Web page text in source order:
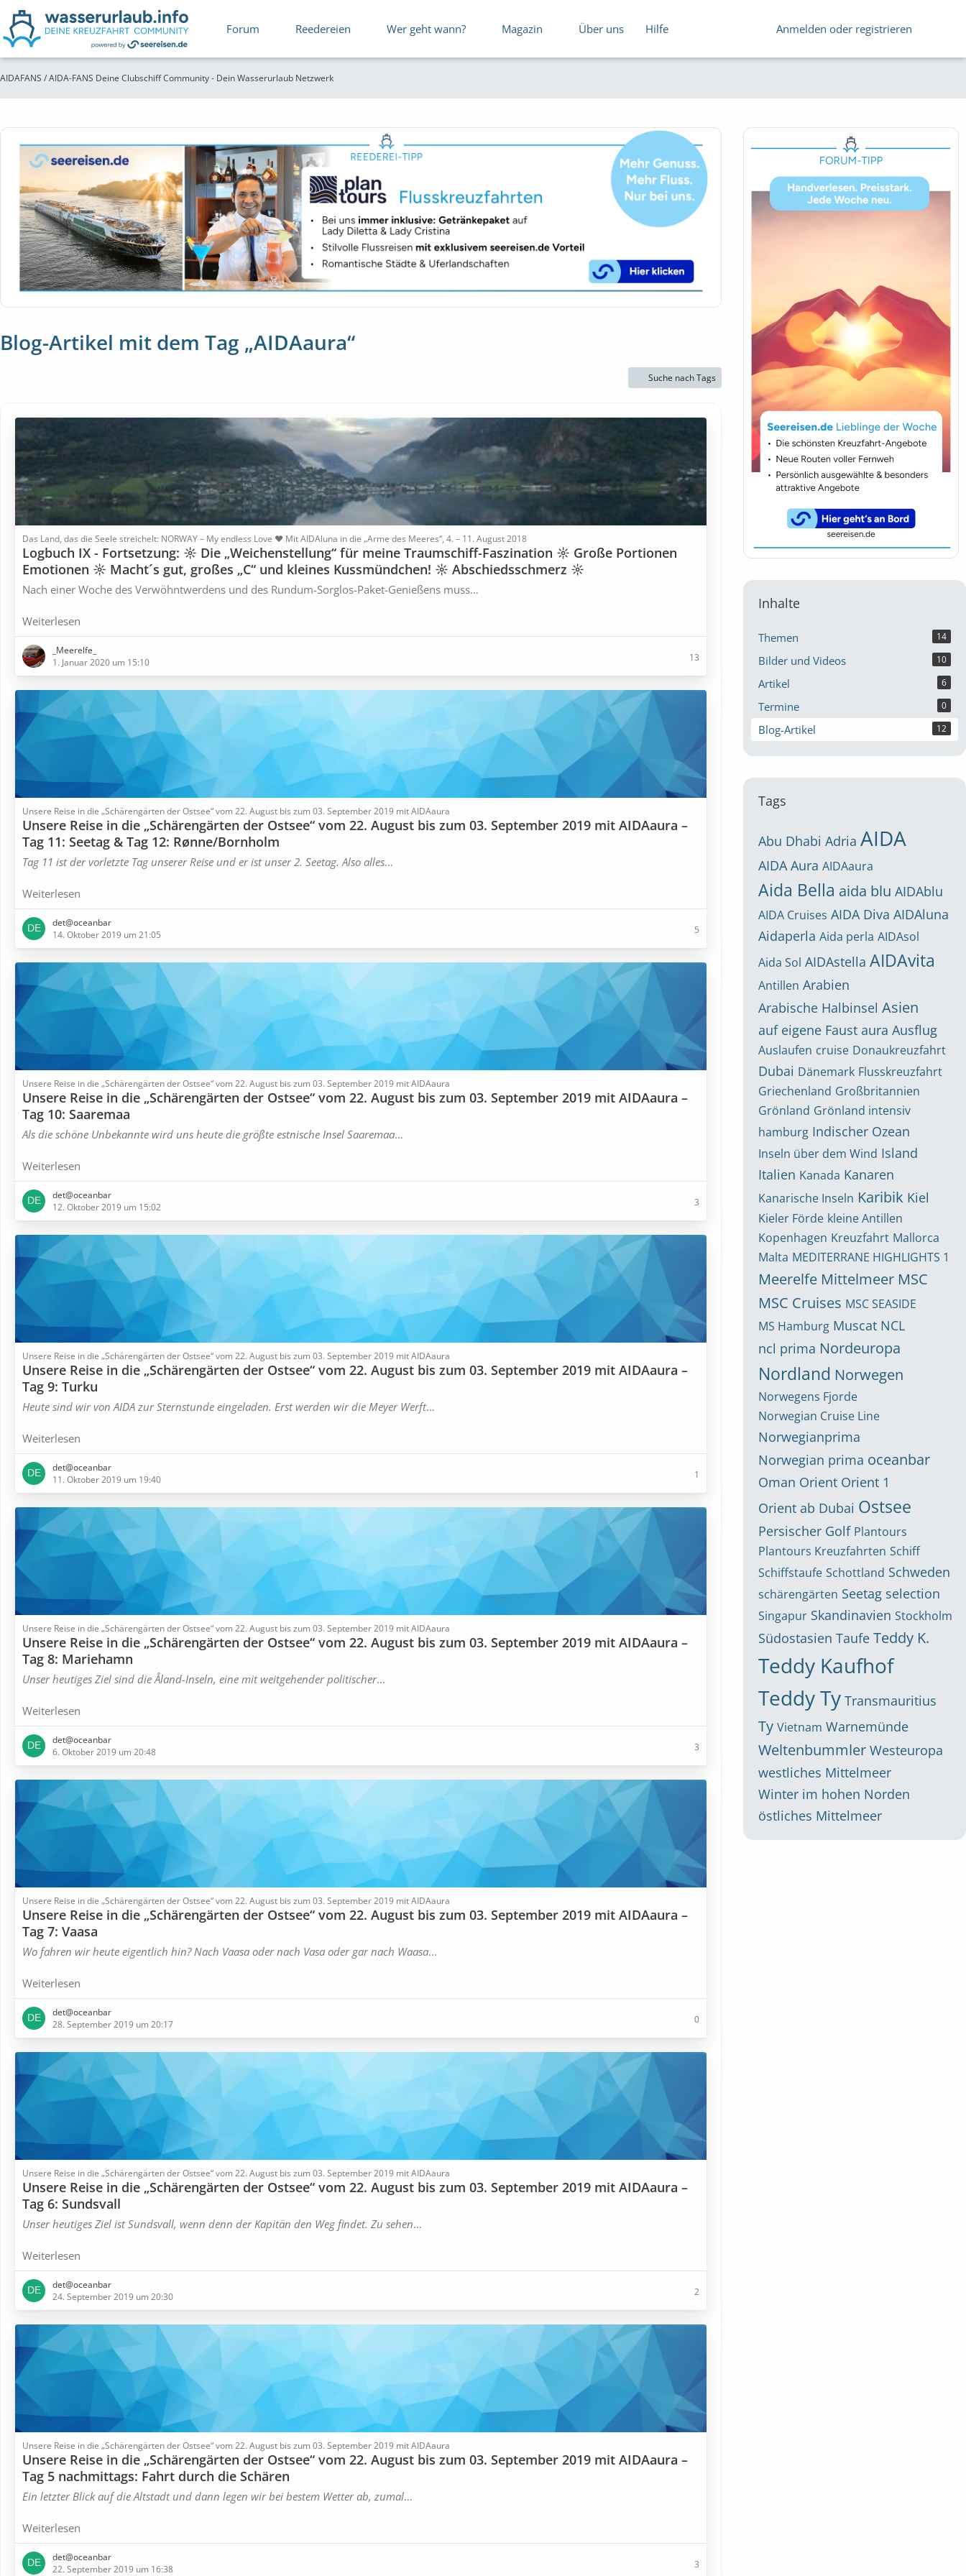
Forum Reedereien Wer geht wann? Magazin Über uns Hilfe Anmelden oder registrieren
AIDAFANS / AIDA-FANS Deine Clubschiff Community - Dein Wasserurlaub Netzwerk
Blog-Artikel mit dem Tag „AIDAaura“
Suche nach Tags
Das Land, das die Seele streichelt: NORWAY – My endless Love ♥ Mit AIDAluna in die „Arme des Meeres“, 4. – 11. August 2018
Logbuch IX - Fortsetzung: ☼ Die „Weichenstellung“ für meine Traumschiff-Faszination ☼ Große Portionen
Emotionen ☼ Macht´s gut, großes „C“ und kleines Kussmündchen! ☼ Abschiedsschmerz ☼
Nach einer Woche des Verwöhntwerdens und des Rundum-Sorglos-Paket-Genießens muss…
Weiterlesen
_Meerelfe_
1. Januar 2020 um 15:10
13
Unsere Reise in die „Schärengärten der Ostsee“ vom 22. August bis zum 03. September 2019 mit AIDAaura
Unsere Reise in die „Schärengärten der Ostsee“ vom 22. August bis zum 03. September 2019 mit AIDAaura –
Tag 11: Seetag & Tag 12: Rønne/Bornholm
Tag 11 ist der vorletzte Tag unserer Reise und er ist unser 2. Seetag. Also alles…
Weiterlesen
det@oceanbar
14. Oktober 2019 um 21:05
5
Unsere Reise in die „Schärengärten der Ostsee“ vom 22. August bis zum 03. September 2019 mit AIDAaura
Unsere Reise in die „Schärengärten der Ostsee“ vom 22. August bis zum 03. September 2019 mit AIDAaura –
Tag 10: Saaremaa
Als die schöne Unbekannte wird uns heute die größte estnische Insel Saaremaa…
Weiterlesen
det@oceanbar
12. Oktober 2019 um 15:02
3
Unsere Reise in die „Schärengärten der Ostsee“ vom 22. August bis zum 03. September 2019 mit AIDAaura
Unsere Reise in die „Schärengärten der Ostsee“ vom 22. August bis zum 03. September 2019 mit AIDAaura –
Tag 9: Turku
Heute sind wir von AIDA zur Sternstunde eingeladen. Erst werden wir die Meyer Werft…
Weiterlesen
det@oceanbar
11. Oktober 2019 um 19:40
1
Unsere Reise in die „Schärengärten der Ostsee“ vom 22. August bis zum 03. September 2019 mit AIDAaura
Unsere Reise in die „Schärengärten der Ostsee“ vom 22. August bis zum 03. September 2019 mit AIDAaura –
Tag 8: Mariehamn
Unser heutiges Ziel sind die Åland-Inseln, eine mit weitgehender politischer…
Weiterlesen
det@oceanbar
6. Oktober 2019 um 20:48
3
Unsere Reise in die „Schärengärten der Ostsee“ vom 22. August bis zum 03. September 2019 mit AIDAaura
Unsere Reise in die „Schärengärten der Ostsee“ vom 22. August bis zum 03. September 2019 mit AIDAaura –
Tag 7: Vaasa
Wo fahren wir heute eigentlich hin? Nach Vaasa oder nach Vasa oder gar nach Waasa…
Weiterlesen
det@oceanbar
28. September 2019 um 20:17
0
Unsere Reise in die „Schärengärten der Ostsee“ vom 22. August bis zum 03. September 2019 mit AIDAaura
Unsere Reise in die „Schärengärten der Ostsee“ vom 22. August bis zum 03. September 2019 mit AIDAaura –
Tag 6: Sundsvall
Unser heutiges Ziel ist Sundsvall, wenn denn der Kapitän den Weg findet. Zu sehen…
Weiterlesen
det@oceanbar
24. September 2019 um 20:30
2
Unsere Reise in die „Schärengärten der Ostsee“ vom 22. August bis zum 03. September 2019 mit AIDAaura
Unsere Reise in die „Schärengärten der Ostsee“ vom 22. August bis zum 03. September 2019 mit AIDAaura –
Tag 5 nachmittags: Fahrt durch die Schären
Ein letzter Blick auf die Altstadt und dann legen wir bei bestem Wetter ab, zumal…
Weiterlesen
det@oceanbar
22. September 2019 um 16:38
3
Inhalte
Themen 14
Bilder und Videos 10
Artikel 6
Termine 0
Blog-Artikel 12
Tags
Abu Dhabi Adria AIDA
AIDA Aura AIDAaura
Aida Bella aida blu AIDAblu
AIDA Cruises AIDA Diva AIDAluna
Aidaperla Aida perla AIDAsol
Aida Sol AIDAstella AIDAvita
Antillen Arabien
Arabische Halbinsel Asien
auf eigene Faust aura Ausflug
Auslaufen cruise Donaukreuzfahrt
Dubai Dänemark Flusskreuzfahrt
Griechenland Großbritannien
Grönland Grönland intensiv
hamburg Indischer Ozean
Inseln über dem Wind Island
Italien Kanada Kanaren
Kanarische Inseln Karibik Kiel
Kieler Förde kleine Antillen
Kopenhagen Kreuzfahrt Mallorca
Malta MEDITERRANE HIGHLIGHTS 1
Meerelfe Mittelmeer MSC
MSC Cruises MSC SEASIDE
MS Hamburg Muscat NCL
ncl prima Nordeuropa
Nordland Norwegen
Norwegens Fjorde
Norwegian Cruise Line
Norwegianprima
Norwegian prima oceanbar
Oman Orient Orient 1
Orient ab Dubai Ostsee
Persischer Golf Plantours
Plantours Kreuzfahrten Schiff
Schiffstaufe Schottland Schweden
schärengärten Seetag selection
Singapur Skandinavien Stockholm
Südostasien Taufe Teddy K.
Teddy Kaufhof
Teddy Ty Transmauritius
Ty Vietnam Warnemünde
Weltenbummler Westeuropa
westliches Mittelmeer
Winter im hohen Norden
östliches Mittelmeer